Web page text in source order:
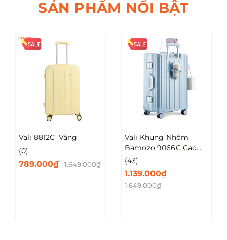
SẢN PHẨM NỔI BẬT
Vali 8812C_Vàng
(0)
789.000₫ 1.649.000₫
Vali Khung Nhôm
Bamozo 9066C Cao
Cấp Size 20/24/28
(43)
1.139.000₫
1.649.000₫